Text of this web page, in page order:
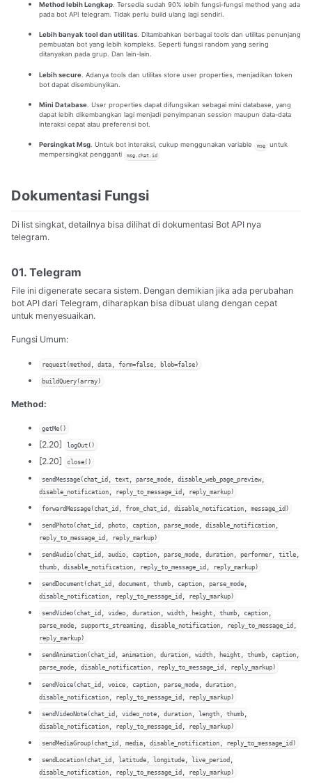
Method lebih Lengkap . Tersedia sudah 90% lebih fungsi-fungsi method yang ada
pada bot API telegram. Tidak perlu build ulang lagi sendiri.
Lebih banyak tool dan utilitas. Ditambahkan berbagai tools dan utilitas penunjang
pembuatan bot yang lebih kompleks. Seperti fungsi random yang sering
ditanyakan pada grup. Dan lain-lain.
Lebih secure . Adanya tools dan utilitas store user properties, menjadikan token
bot dapat disembunyikan.
Mini Database . User properties dapat difungsikan sebagai mini database, yang
dapat lebih dikembangkan lagi menjadi penyimpanan session maupun data-data
interaksi cepat atau preferensi bot.
Persingkat Msg. Untuk bot interaksi, cukup menggunakan variable msg
untuk
mempersingkat pengganti
msg.chat.id
Dokumentasi Fungsi
Di list singkat, detailnya bisa dilihat di dokumentasi Bot API nya
telegram.
01. Telegram
File ini digenerate secara sistem. Dengan demikian jika ada perubahan
bot API dari Telegram, diharapkan bisa dibuat ulang dengan cepat
untuk menyesuaikan.
Fungsi Umum:
request(method, data, form=false, blob=false)
buildQuery(array)
Method:
getMe()
[2.20] logOut()
[2.20] close()
sendMessage(chat_id, text, parse_mode, disable_web_page_preview,
disable_notification, reply_to_message_id, reply_markup)
forwardMessage(chat_id, from_chat_id, disable_notification, message_id)
sendPhoto(chat_id, photo, caption, parse_mode, disable_notification,
reply_to_message_id, reply_markup)
sendAudio(chat_id, audio, caption, parse_mode, duration, performer, title,
thumb, disable_notification, reply_to_message_id, reply_markup)
sendDocument(chat_id, document, thumb, caption, parse_mode,
disable_notification, reply_to_message_id, reply_markup)
sendVideo(chat_id, video, duration, width, height, thumb, caption,
parse_mode, supports_streaming, disable_notification, reply_to_message_id,
reply_markup)
sendAnimation(chat_id, animation, duration, width, height, thumb, caption,
parse_mode, disable_notification, reply_to_message_id, reply_markup)
sendVoice(chat_id, voice, caption, parse_mode, duration,
disable_notification, reply_to_message_id, reply_markup)
sendVideoNote(chat_id, video_note, duration, length, thumb,
disable_notification, reply_to_message_id, reply_markup)
sendMediaGroup(chat_id, media, disable_notification, reply_to_message_id)
sendLocation(chat_id, latitude, longitude, live_period,
disable_notification, reply_to_message_id, reply_markup)